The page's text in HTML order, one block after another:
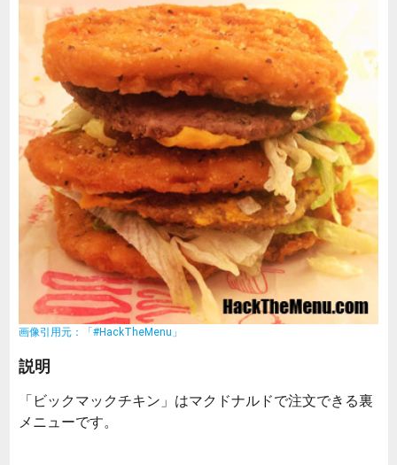
画像引用元：「#HackTheMenu」
説明
「ビックマックチキン」はマクドナルドで注文できる裏
メニューです。